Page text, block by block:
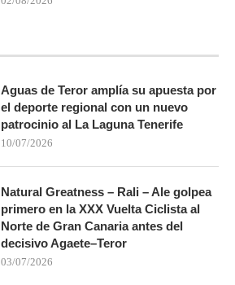
Aguas de Teror amplía su apuesta por
el deporte regional con un nuevo
patrocinio al La Laguna Tenerife
10/07/2026
Natural Greatness – Rali – Ale golpea
primero en la XXX Vuelta Ciclista al
Norte de Gran Canaria antes del
decisivo Agaete–Teror
03/07/2026